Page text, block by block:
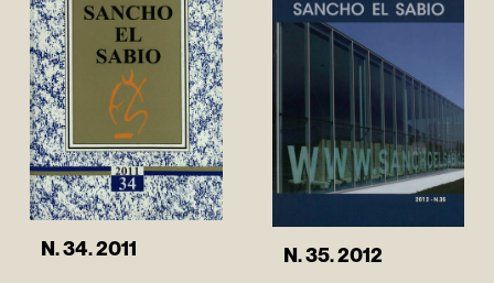
N. 34. 2011 N. 35. 2012